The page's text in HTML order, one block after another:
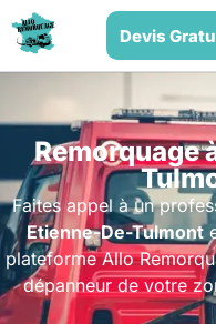
Devis
Remorquage
Faites appel à un
Etienne-De-Tulmont
plateforme Allo
dépanneur de votre